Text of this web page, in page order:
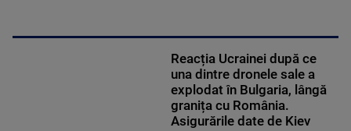
Reacția Ucrainei după ce
una dintre dronele sale a
explodat în Bulgaria, lângă
granița cu România.
Asigurările date de Kiev